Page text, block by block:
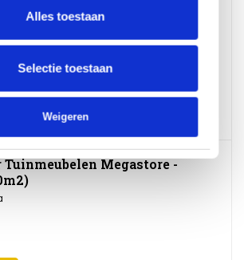
Alles toestaan
Selectie toestaan
Weigeren
op Google Maps
Tuinmeubelen Megastore -